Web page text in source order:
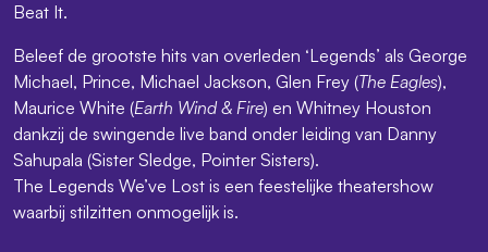
Beat It.
Beleef de grootste hits van overleden ‘Legends’ als George
Michael, Prince, Michael Jackson, Glen Frey (The Eagles),
Maurice White (Earth Wind & Fire) en Whitney Houston
dankzij de swingende live band onder leiding van Danny
Sahupala (Sister Sledge, Pointer Sisters).
The Legends We’ve Lost is een feestelijke theatershow
waarbij stilzitten onmogelijk is.